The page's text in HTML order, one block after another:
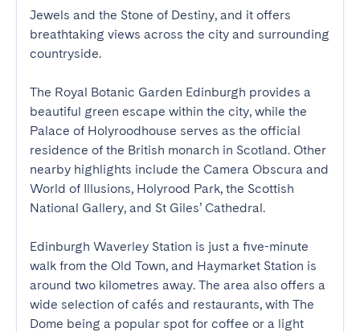
Jewels and the Stone of Destiny, and it offers
breathtaking views across the city and surrounding
countryside.
The Royal Botanic Garden Edinburgh provides a
beautiful green escape within the city, while the
Palace of Holyroodhouse serves as the official
residence of the British monarch in Scotland. Other
nearby highlights include the Camera Obscura and
World of Illusions, Holyrood Park, the Scottish
National Gallery, and St Giles’ Cathedral.
Edinburgh Waverley Station is just a five-minute
walk from the Old Town, and Haymarket Station is
around two kilometres away. The area also offers a
wide selection of cafés and restaurants, with The
Dome being a popular spot for coffee or a light